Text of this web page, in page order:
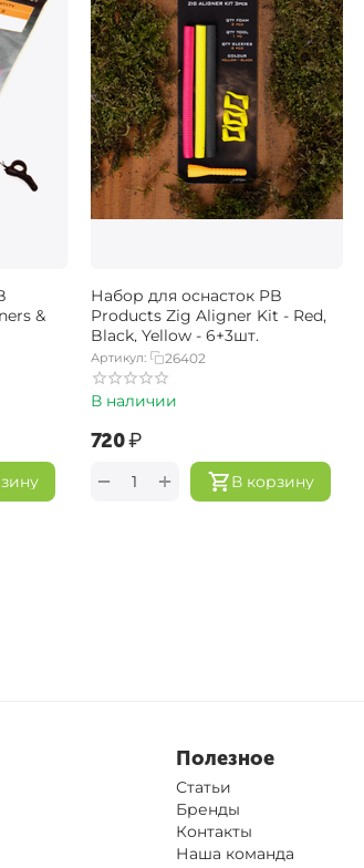
&
Набор для оснасток PB
Products Zig Aligner Kit - Red,
Black, Yellow - 6+3шт.
Артикул: 26402
В наличии
‍720‍₽
В корзину
+
−
Полезное
Статьи
Бренды
Контакты
Наша команда